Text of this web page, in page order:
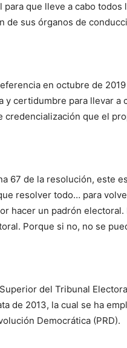
para que lleve a cabo
de sus órganos de
en octubre de
y certidumbre para llevar
credencialización que el
67 de la resolución, este
resolver todo… para
hacer un padrón
Porque si no, no se
del Tribunal
de 2013, la cual se ha
Democrática (PRD).